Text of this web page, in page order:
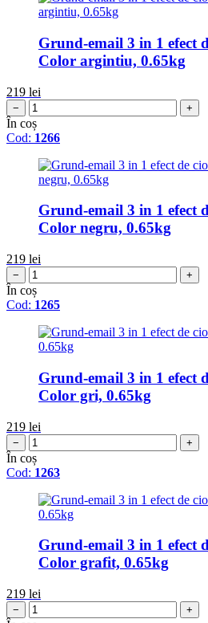
Grund-email 3 in 1 efect
Color argintiu, 0.65kg
219 lei
− +
În coș
Cod: 1266
Grund-email 3 in 1 efect
Color negru, 0.65kg
219 lei
− +
În coș
Cod: 1265
Grund-email 3 in 1 efect
Color gri, 0.65kg
219 lei
− +
În coș
Cod: 1263
Grund-email 3 in 1 efect
Color grafit, 0.65kg
219 lei
− +